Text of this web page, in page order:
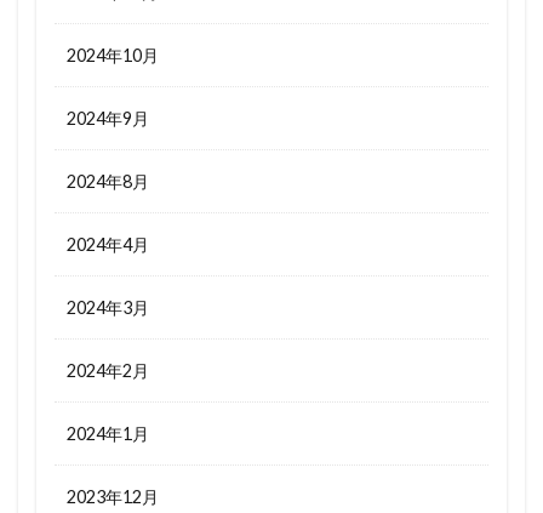
2024年10月
2024年9月
2024年8月
2024年4月
2024年3月
2024年2月
2024年1月
2023年12月